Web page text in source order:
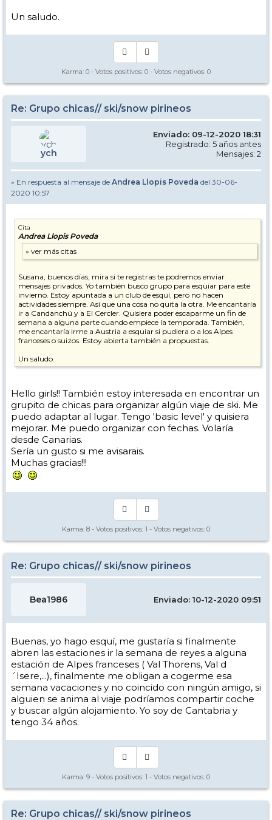
Un saludo.
Karma: 0 - Votos positivos: 0 - Votos negativos: 0
Re: Grupo chicas// ski/snow pirineos
ych
Enviado: 09-12-2020 18:31
Registrado: 5 años antes
Mensajes: 2
» En respuesta al mensaje de Andrea Llopis Poveda del 30-06-
2020 10:57
Cita
Andrea Llopis Poveda
Susana, buenos días, mira si te registras te podremos enviar
mensajes privados. Yo también busco grupo para esquiar para este
invierno. Estoy apuntada a un club de esquí, pero no hacen
actividades siempre. Así que una cosa no quita la otra. Me encantaría
ir a Candanchú y a El Cercler. Quisiera poder escaparme un fin de
semana a alguna parte cuando empiece la temporada. También,
me encantaría irme a Austria a esquiar si pudiera o a los Alpes
franceses o suizos. Estoy abierta también a propuestas.
Un saludo.
Hello girls!! También estoy interesada en encontrar un
grupito de chicas para organizar algún viaje de ski. Me
puedo adaptar al lugar. Tengo 'basic level' y quisiera
mejorar. Me puedo organizar con fechas. Volaría
desde Canarias.
Sería un gusto si me avisarais.
Muchas gracias!!!
Karma: 8 - Votos positivos: 1 - Votos negativos: 0
Re: Grupo chicas// ski/snow pirineos
Bea1986 Enviado: 10-12-2020 09:51
Buenas, yo hago esquí, me gustaría si finalmente
abren las estaciones ir la semana de reyes a alguna
estación de Alpes franceses ( Val Thorens, Val d
´Isere,...), finalmente me obligan a cogerme esa
semana vacaciones y no coincido con ningún amigo, si
alguien se anima al viaje podríamos compartir coche
y buscar algún alojamiento. Yo soy de Cantabria y
tengo 34 años.
Karma: 9 - Votos positivos: 1 - Votos negativos: 0
Re: Grupo chicas// ski/snow pirineos